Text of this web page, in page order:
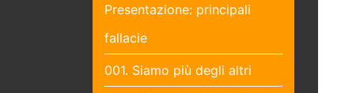
Presentazione: principali
fallacie
001. Siamo più degli altri